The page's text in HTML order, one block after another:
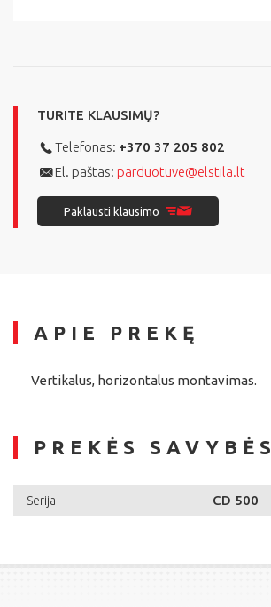
TURITE KLAUSIMŲ?
Telefonas: +370 37 205 802
El. paštas: parduotuve@elstila.lt
Paklausti klausimo
APIE PREKĘ
Vertikalus, horizontalus montavimas.
PREKĖS SAVYBĖS
Serija CD 500